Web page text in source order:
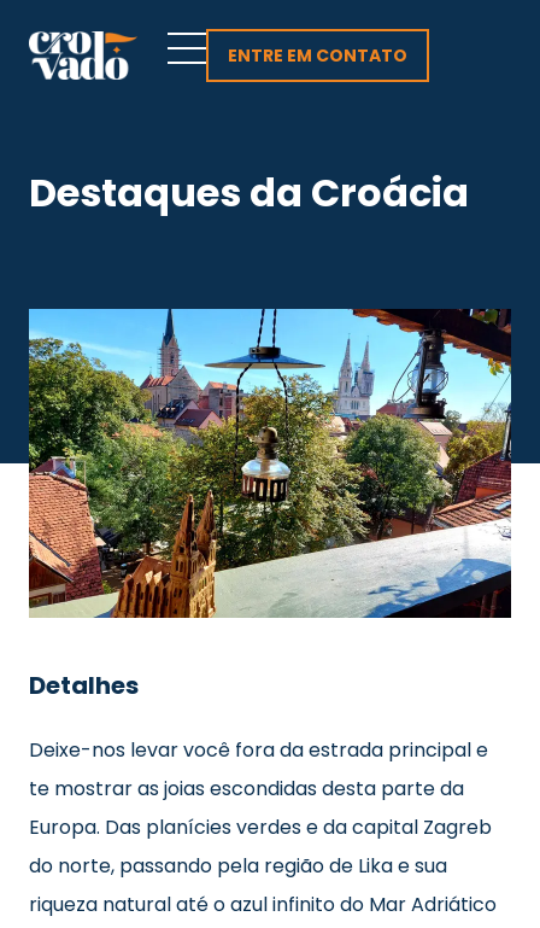
ENTRE EM CONTATO
Destaques da Croácia
Detalhes
Deixe-nos levar você fora da estrada principal e
te mostrar as joias escondidas desta parte da
Europa. Das planícies verdes e da capital Zagreb
do norte, passando pela região de Lika e sua
riqueza natural até o azul infinito do Mar Adriático